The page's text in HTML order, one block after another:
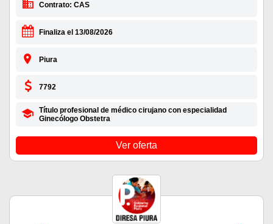
Contrato: CAS
Finaliza el 13/08/2026
Piura
7792
Título profesional de médico cirujano con especialidad
Ginecólogo Obstetra
Ver oferta